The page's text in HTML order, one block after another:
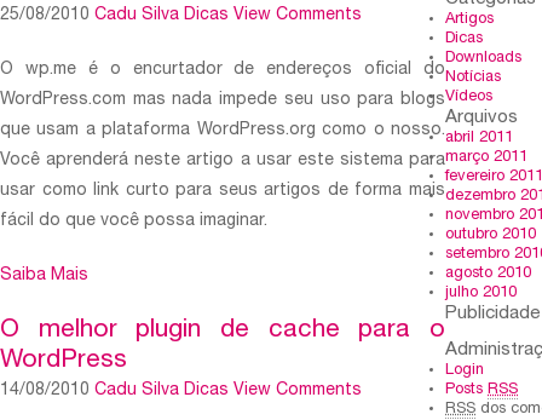
Artigos
Dicas
Downloads
Notícias
Vídeos
Arquivos
abril 2011
março 2011
fevereiro 2011
dezembro
novembro
outubro 2010
setembro
agosto 2010
julho 2010
Publicidade
Login
Posts RSS
RSS dos
25/08/2010 Cadu Silva Dicas View Comments
O wp.me é o encurtador de endereços oficial do
WordPress.com mas nada impede seu uso para blogs
que usam a plataforma WordPress.org como o nosso.
Você aprenderá neste artigo a usar este sistema para
usar como link curto para seus artigos de forma mais
fácil do que você possa imaginar.
Saiba Mais
O melhor plugin de cache para o
WordPress
14/08/2010 Cadu Silva Dicas View Comments